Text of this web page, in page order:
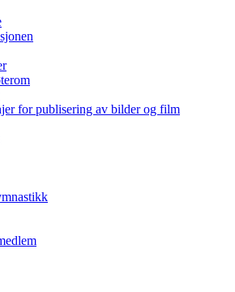
for publisering av bilder og film